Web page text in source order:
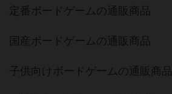
定番ボードゲームの通販商品
国産ボードゲームの通販商品
子供向けボードゲームの通販商品